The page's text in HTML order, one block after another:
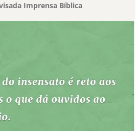
Imprensa Bíblica